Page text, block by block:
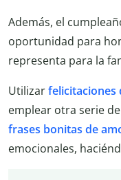
Además, el
oportunidad para
representa para la
Utilizarfelicitaciones
emplear otra serie de
frases bonitas de
emocionales,